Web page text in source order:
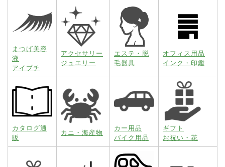
まつげ美容
液
アイプチ
アクセサリー
ジュエリー
エステ・脱
毛器具
オフィス用品
インク・印鑑
カタログ通
販
カニ・海産物
カー用品
バイク用品
ギフト
お祝い・花